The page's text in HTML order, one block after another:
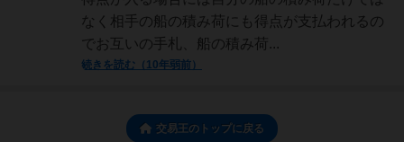
なく相手の船の積み荷にも得点が支払われるの
でお互いの手札、船の積み荷...
続きを読む（10年弱前）
交易王のトップに戻る